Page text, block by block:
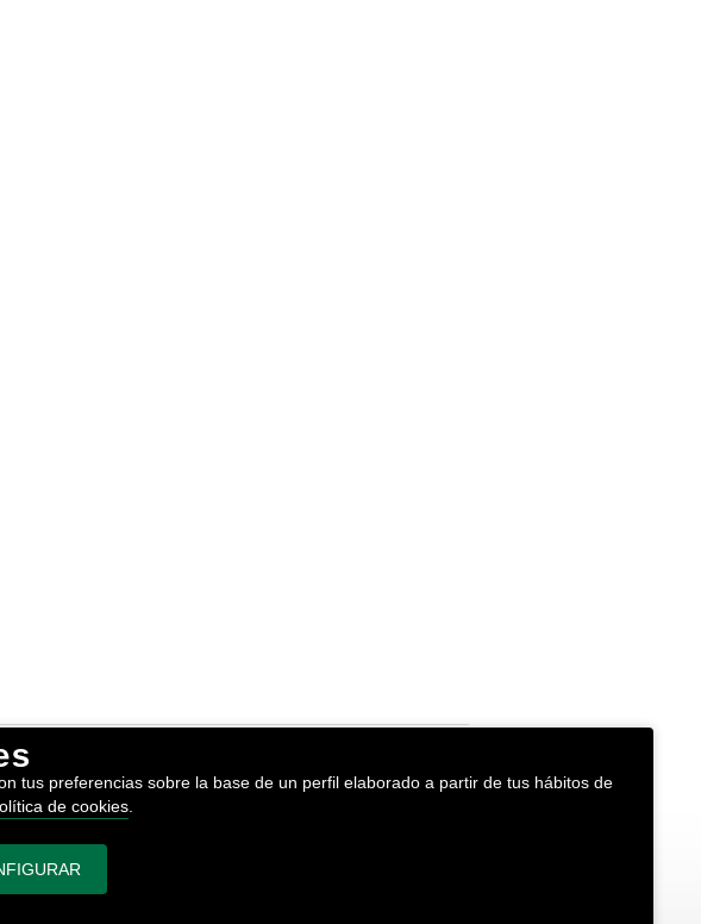
tus preferencias sobre la base de un perfil elaborado a partir de tus hábitos de
de cookies.